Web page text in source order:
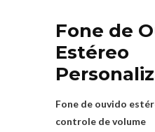
Fone de
Estéreo
Fone de ouvido
controle de volume